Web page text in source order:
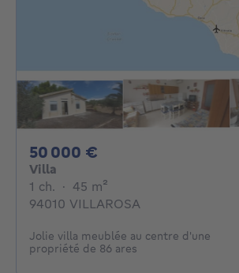
50 000 €
Villa
1 ch. 1 chambre
· 45 m²
94010 VILLAROSA
Jolie villa meublée au centre d'une
propriété de 86 ares